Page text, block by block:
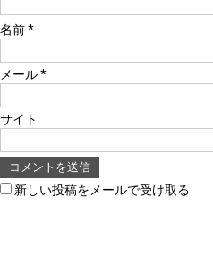
名前*
メール*
サイト
新しい投稿をメールで受け取る